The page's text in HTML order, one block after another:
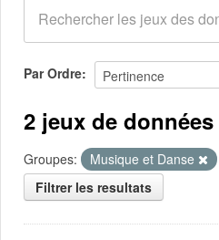
Groupes
Demandes 0
À propos
Par Ordre
2 jeux de
Groupes: Musique et Danse
Filtrer les resultats